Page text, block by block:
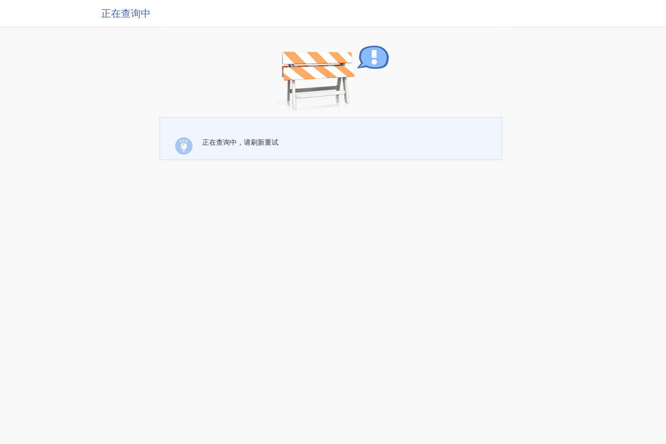
正在查询中
正在查询中，请刷新重试